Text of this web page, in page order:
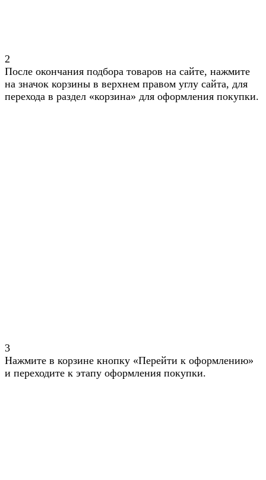
2
После окончания подбора товаров на сайте, нажмите
на значок корзины в верхнем правом углу сайта, для
перехода в раздел «корзина» для оформления покупки.
3
Нажмите в корзине кнопку «Перейти к оформлению»
и переходите к этапу оформления покупки.